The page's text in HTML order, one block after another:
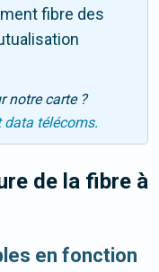
fibre des
notre carte ?
data télécoms.
de la fibre à
en fonction